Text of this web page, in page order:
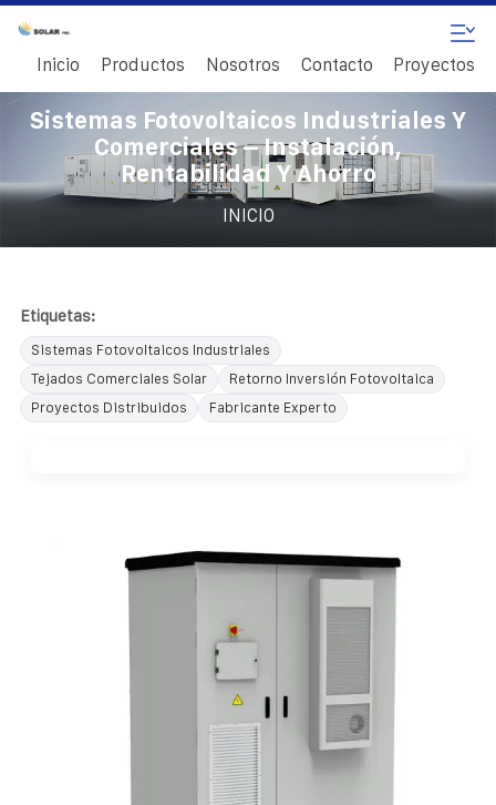
Inicio Productos Nosotros Contacto Proyectos
Sistemas Fotovoltaicos Industriales Y
Comerciales – Instalación,
Rentabilidad Y Ahorro
INICIO
Etiquetas:
Sistemas Fotovoltaicos Industriales
Tejados Comerciales Solar
Retorno Inversión Fotovoltaica
Proyectos Distribuidos
Fabricante Experto